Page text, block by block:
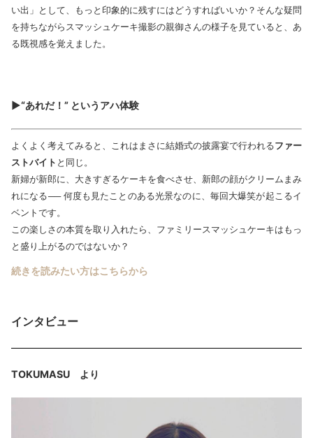
い出」として、もっと印象的に残すにはどうすればいいか？そんな疑問
を持ちながらスマッシュケーキ撮影の親御さんの様子を見ていると、あ
る既視感を覚えました。
▶“あれだ！” というアハ体験
よくよく考えてみると、これはまさに結婚式の披露宴で行われるファー
ストバイト と同じ。
新婦が新郎に、大きすぎるケーキを食べさせ、新郎の顔がクリームまみ
れになる── 何度も見たことのある光景なのに、毎回大爆笑が起こるイ
ベントです。
この楽しさの本質を取り入れたら、ファミリースマッシュケーキはもっ
と盛り上がるのではないか？
続きを読みたい方はこちらから
インタビュー
TOKUMASU より